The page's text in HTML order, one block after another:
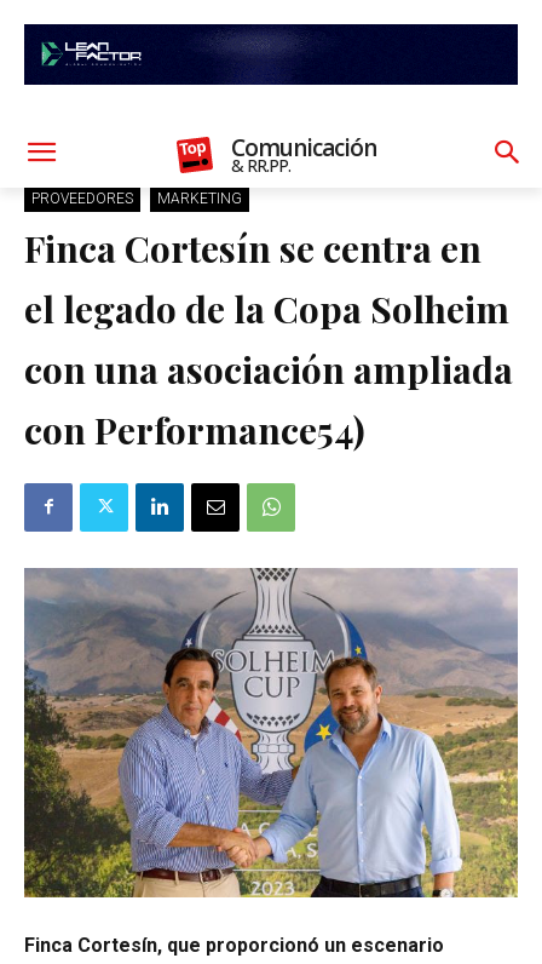
Comunicación
& RR.PP.
PROVEEDORES MARKETING
Finca Cortesín se centra en
el legado de la Copa Solheim
con una asociación ampliada
con Performance54)
Finca Cortesín, que proporcionó un escenario